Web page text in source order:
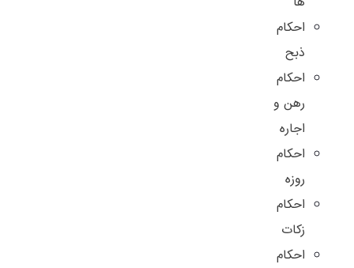
احکام
ذبح
احکام
رهن و
اجاره
احکام
روزه
احکام
زکات
احکام